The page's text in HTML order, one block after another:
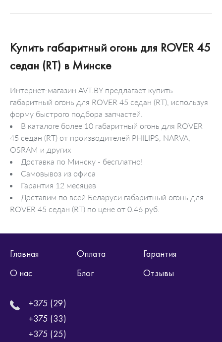
Купить габаритный огонь для ROVER 45
седан (RT) в Минске
Интернет-магазин AVT.BY предлагает купить
габаритный огонь для ROVER 45 седан (RT), используя
форму быстрого подбора запчастей.
В каталоге более 10 габаритный огонь для ROVER
45 седан (RT) от производителей PHILIPS, NARVA,
OSRAM и других
Доставка по Минску - бесплатно!
Самовывоз из офиса
Гарантия 12 месяцев
Доставим по всей Беларуси габаритный огонь для
ROVER 45 седан (RT) по цене от 0.46 руб.
Главная Оплата
Гарантия
О нас
Блог Отзывы
+375 (29)
+375 (33)
+375 (25)